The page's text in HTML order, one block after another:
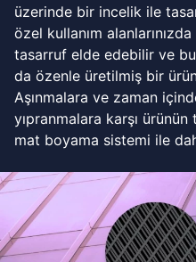
üzerinde bir incelik ile
özel kullanım
tasarruf elde edebilir ve
da özenle üretilmiş bir
Aşınmalara ve zaman
yıpranmalara karşı ürünün
mat boyama sistemi ile